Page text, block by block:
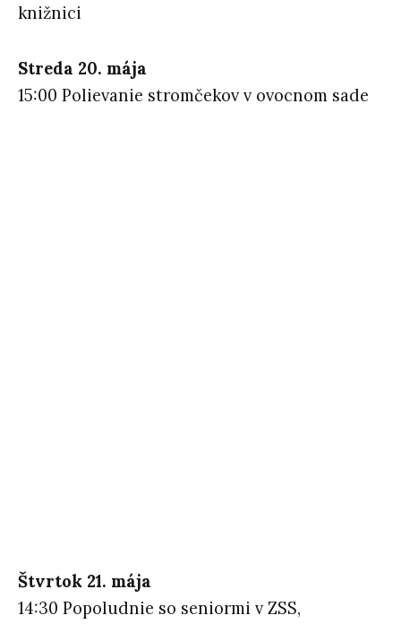
knižnici
Streda 20. mája
15:00 Polievanie stromčekov v ovocnom sade
Štvrtok 21. mája
14:30 Popoludnie so seniormi v ZSS,